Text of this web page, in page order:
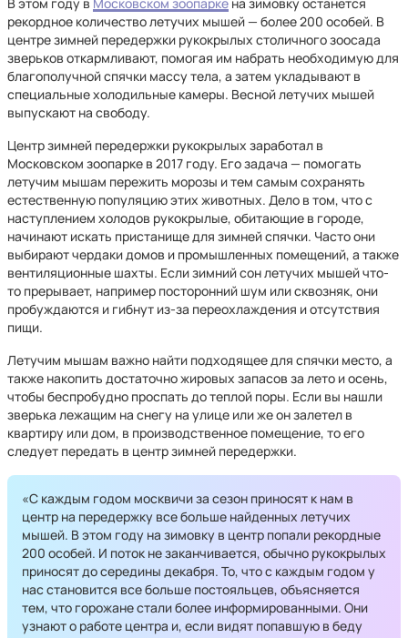
рекордное количество летучих мышей — более 200 особей. В
центре зимней передержки рукокрылых столичного зоосада
зверьков откармливают, помогая им набрать необходимую для
благополучной спячки массу тела, а затем укладывают в
специальные холодильные камеры. Весной летучих мышей
выпускают на свободу.
Центр зимней передержки рукокрылых заработал в
Московском зоопарке в 2017 году. Его задача — помогать
летучим мышам пережить морозы и тем самым сохранять
естественную популяцию этих животных. Дело в том, что с
наступлением холодов рукокрылые, обитающие в городе,
начинают искать пристанище для зимней спячки. Часто они
выбирают чердаки домов и промышленных помещений, а также
вентиляционные шахты. Если зимний сон летучих мышей что-
то прерывает, например посторонний шум или сквозняк, они
пробуждаются и гибнут из-за переохлаждения и отсутствия
пищи.
Летучим мышам важно найти подходящее для спячки место, а
также накопить достаточно жировых запасов за лето и осень,
чтобы беспробудно проспать до теплой поры. Если вы нашли
зверька лежащим на снегу на улице или же он залетел в
квартиру или дом, в производственное помещение, то его
следует передать в центр зимней передержки.
«С каждым годом москвичи за сезон приносят к нам в
центр на передержку все больше найденных летучих
мышей. В этом году на зимовку в центр попали рекордные
200 особей. И поток не заканчивается, обычно рукокрылых
приносят до середины декабря. То, что с каждым годом у
нас становится все больше постояльцев, объясняется
тем, что горожане стали более информированными. Они
узнают о работе центра и, если видят попавшую в беду